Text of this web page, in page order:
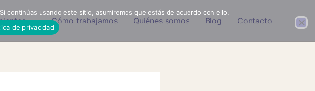
Cómo trabajamos Quiénes somos Blog Contacto
continúas usando este sitio, asumiremos que estás de acuerdo con ello.
de privacidad